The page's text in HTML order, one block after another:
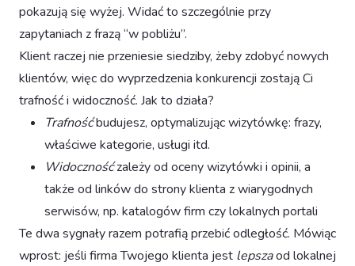
pokazują się wyżej. Widać to szczególnie przy
zapytaniach z frazą “w pobliżu”.
Klient raczej nie przeniesie siedziby, żeby zdobyć nowych
klientów, więc do wyprzedzenia konkurencji zostają Ci
trafność i widoczność. Jak to działa?
Trafnośćbudujesz, optymalizując wizytówkę: frazy,
właściwe kategorie, usługi itd.
Widocznośćzależy od oceny wizytówki i opinii, a
także od linków do strony klienta z wiarygodnych
serwisów, np. katalogów firm czy lokalnych portali
Te dwa sygnały razem potrafią przebić odległość. Mówiąc
wprost: jeśli firma Twojego klienta jest lepszaod lokalnej